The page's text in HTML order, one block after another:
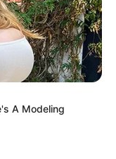
A Modeling